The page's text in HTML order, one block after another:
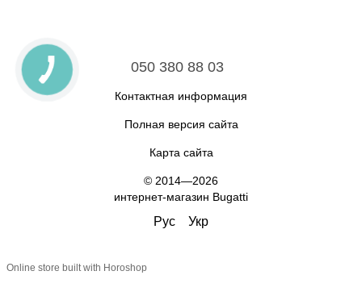
050 380 88 03
Контактная информация
Полная версия сайта
Карта сайта
© 2014—2026
интернет-магазин Bugatti
Рус Укр
Online store built with Horoshop